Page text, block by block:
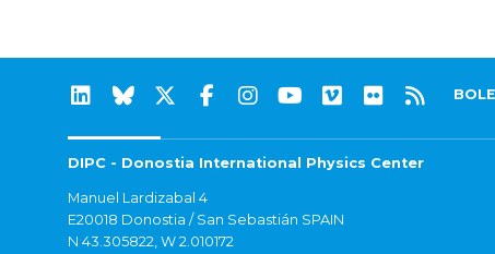
DIPC - Donostia International Physics Center
Manuel Lardizabal 4
E20018 Donostia / San Sebastián SPAIN
N 43.305822, W 2.010172